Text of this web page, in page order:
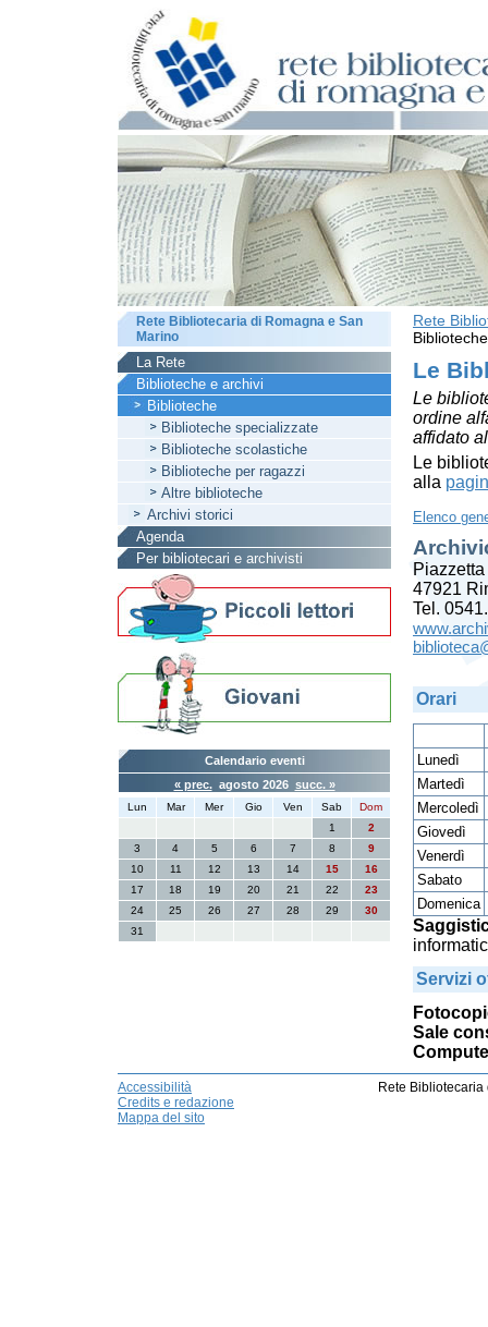
Rete
Biblioteche
Le
Le
ordine
affidato
Le
alla
Elenco
47921
Tel.
Orari
Lunedì
Martedì
Mercoledì
Giovedì
Venerdì
Sabato
Domenica
Servizi
Sale
Rete Bibliotecaria di Romagna e San
Marino
La Rete
Biblioteche e archivi
Biblioteche
Biblioteche specializzate
Biblioteche scolastiche
Biblioteche per ragazzi
Altre biblioteche
Archivi storici
Agenda
Per bibliotecari e archivisti
Calendario eventi
« prec.agosto 2026 succ. »
Lun Mar Mer Gio Ven Sab
Dom
1
2
3
4 5 6 7 8
9
10
11 12 13 14 15
16
17
18 19 20 21 22
23
24
25 26 27 28 29
30
31
Accessibilità
Credits e redazione
Mappa del sito
Rete